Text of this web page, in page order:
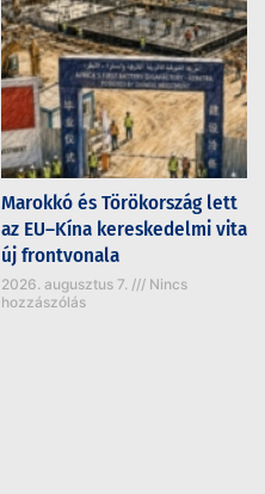
Marokkó és Törökország lett
az EU–Kína kereskedelmi vita
új frontvonala
2026. augusztus 7.
Nincs
hozzászólás